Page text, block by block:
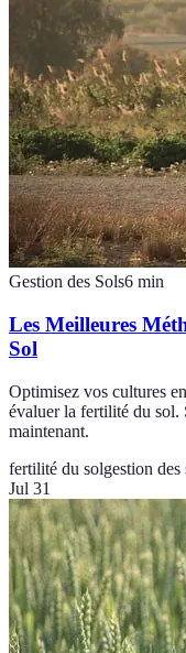
Gestion des Sols6 min
Les Meilleures
Sol
Optimisez vos cultures
évaluer la fertilité du sol.
maintenant.
fertilité du solgestion des
Jul 31